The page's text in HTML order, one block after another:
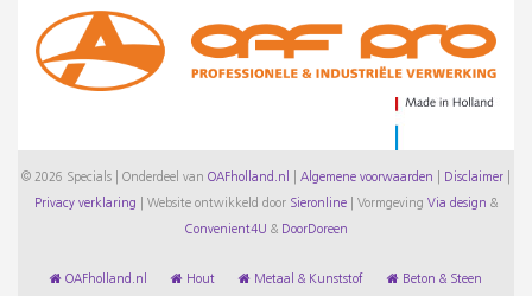
© 2026 Specials | Onderdeel van OAFholland.nl Algemene voorwaarden Disclaimer
Privacy verklaring Website ontwikkeld door Sieronline Vormgeving Via design &
Convenient4U & DoorDoreen
OAFholland.nl Hout Metaal & Kunststof Beton & Steen